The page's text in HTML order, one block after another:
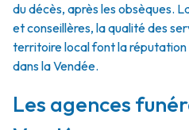
du décès, après les obsèques.
et conseillères, la qualité des
territoire local font la réputation
dans la Vendée.
Les agences